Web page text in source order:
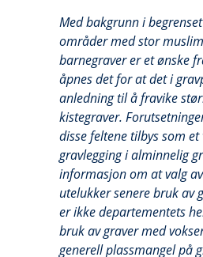
Med bakgrunn i
områder med stor
barnegraver er et ønske
åpnes det for at det i
anledning til å fravike
kistegraver.
disse feltene tilbys som
gravlegging i alminnelig
informasjon om at valg
utelukker senere bruk av
er ikke departementets
bruk av graver med
generell plassmangel på